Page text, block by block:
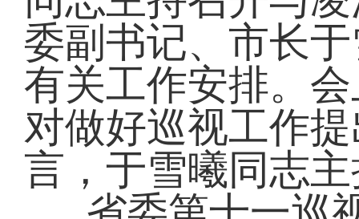
委副书记、市长
有关工作安排。
对做好巡视工作
言，于雪曦同志